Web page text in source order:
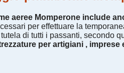
aeree Momperone include
per effettuare la
di tutti i passanti, secondo
per artigiani , imprese